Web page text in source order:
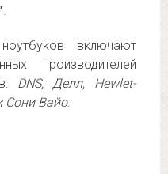
.
включают
производителей
DNS, Делл, Hewlet-
Сони Вайо.